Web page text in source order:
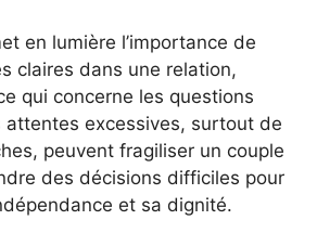
en lumière l’importance de
claires dans une relation,
qui concerne les questions
attentes excessives, surtout de
peuvent fragiliser un couple
des décisions difficiles pour
et sa dignité.